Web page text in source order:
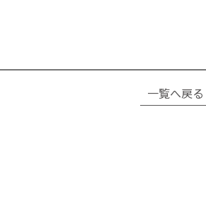
一覧へ戻る